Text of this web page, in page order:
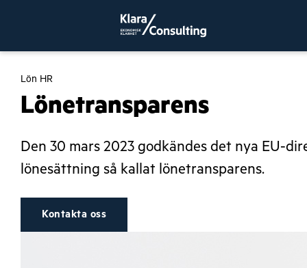
Lön HR
Lönetransparens
Den 30 mars 2023 godkändes det nya EU-
lönesättning så kallat lönetransparens.
Kontakta oss